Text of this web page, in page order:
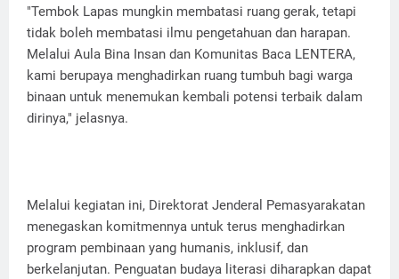
"Tembok Lapas mungkin membatasi ruang gerak, tetapi
tidak boleh membatasi ilmu pengetahuan dan harapan.
Melalui Aula Bina Insan dan Komunitas Baca LENTERA,
kami berupaya menghadirkan ruang tumbuh bagi warga
binaan untuk menemukan kembali potensi terbaik dalam
dirinya," jelasnya.
Melalui kegiatan ini, Direktorat Jenderal Pemasyarakatan
menegaskan komitmennya untuk terus menghadirkan
program pembinaan yang humanis, inklusif, dan
berkelanjutan. Penguatan budaya literasi diharapkan dapat